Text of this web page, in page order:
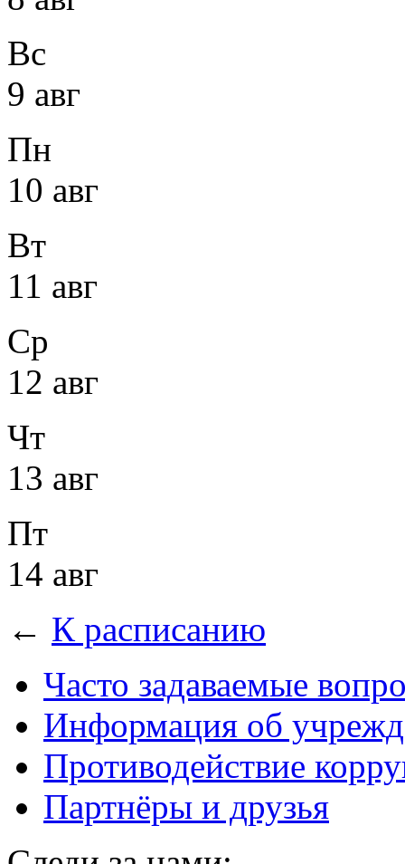
Вс
9 авг
Пн
10 авг
Вт
11 авг
Ср
12 авг
Чт
13 авг
Пт
14 авг
← К расписанию
Часто задаваемые
Информация об
Противодействие
Партнёры и друзья